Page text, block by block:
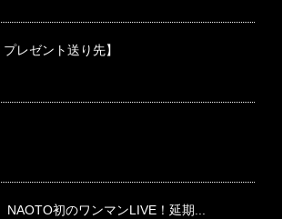
レゼント送り先】
NAOTO初のワンマンLIVE！延期...